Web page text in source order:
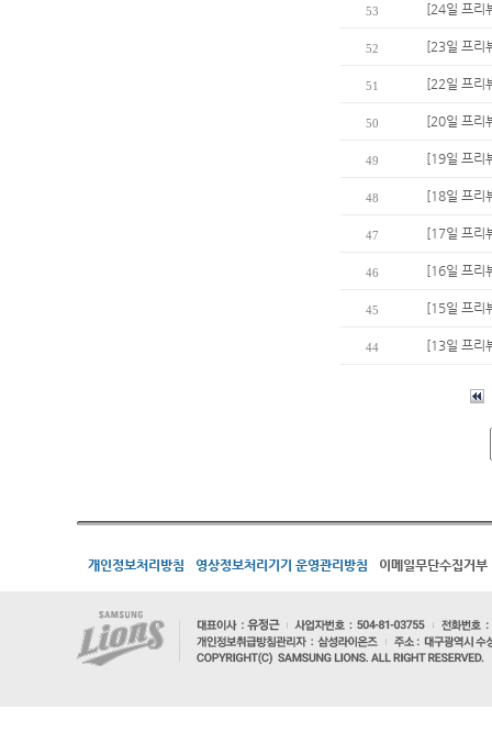
53 [24일 프리
52 [23일 프리
51 [22일 프리
50 [20일 프리
49 [19일 프리
48 [18일 프리
47 [17일 프리
46 [16일 프리
45 [15일 프리
44 [13일 프리
개인정보처리방침 영상정보처리기기 운영관리방침 이메일무단수집거부